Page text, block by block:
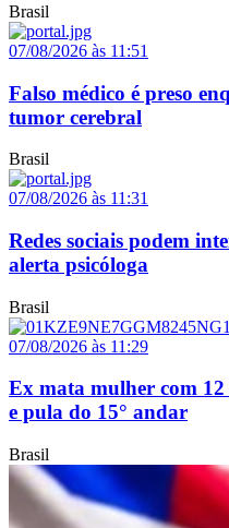
Brasil
07/08/2026 às 11:51
Falso médico é preso
tumor cerebral
Brasil
07/08/2026 às 11:31
Redes sociais podem
alerta psicóloga
Brasil
07/08/2026 às 11:29
Ex mata mulher com
e pula do 15° andar
Brasil